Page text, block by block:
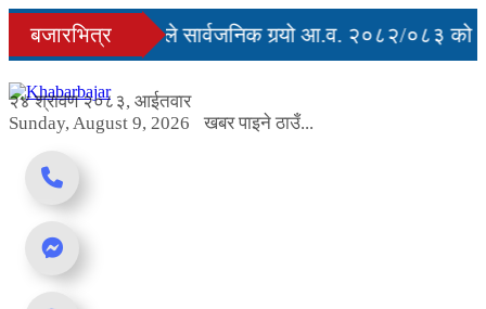
Skip
content
बजारभित्र
मृत्युु
सरकारले सार्वजनिक गर्‍यो आ.व. २०८२/०८३ को
२४ श्रावण २०८३, आईतवार
Sunday, August 9, 2026
खबर पाइने ठाउँ...